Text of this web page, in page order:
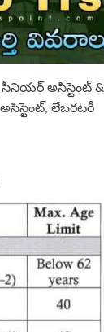
సీనియర్ అసిస్టెంట్ &
లేబరటరీ